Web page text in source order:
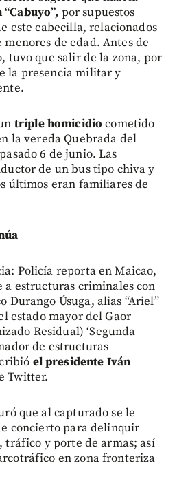
por supuestos
este cabecilla, relacionados
menores de edad. Antes de
tuvo que salir de la zona, por
la presencia militar y
triple homicidiocometido
la vereda Quebrada del
6 de junio. Las
de un bus tipo chiva y
últimos eran familiares de
Policía reporta en Maicao,
a estructuras criminales con
Durango Úsuga, alias “Ariel”
estado mayor del Gaor
Residual) ‘Segunda
de estructuras
el presidente Iván
Twitter.
que al capturado se le
concierto para delinquir
tráfico y porte de armas; así
en zona fronteriza